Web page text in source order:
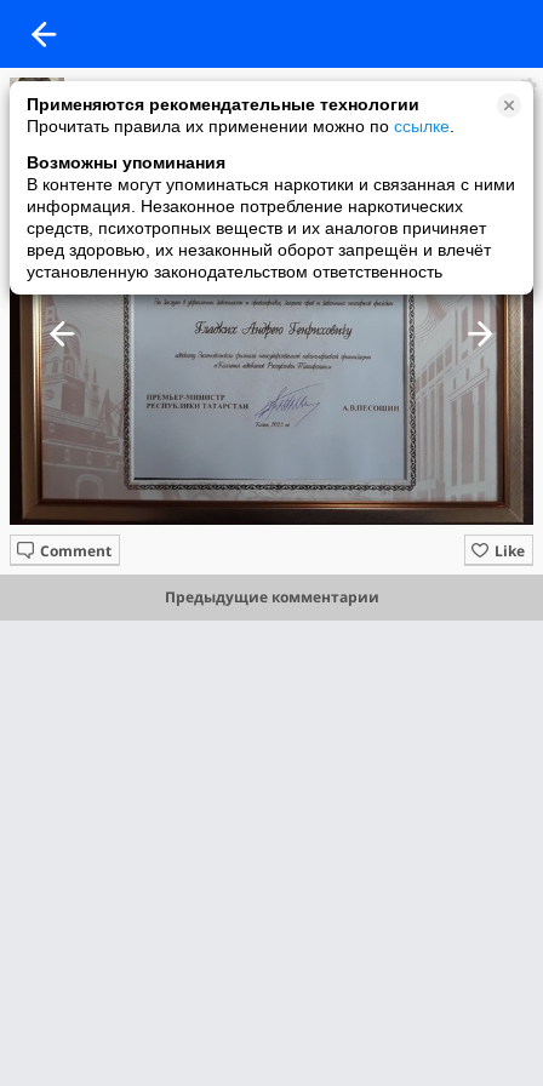
Применяются рекомендательные технологии
Прочитать правила их применении можно по ссылке
Возможны упоминания
В контенте могут упоминаться наркотики и связанная с ними
информация. Незаконное потребление наркотических
средств, психотропных веществ и их аналогов причиняет
вред здоровью, их незаконный оборот запрещён и влечёт
установленную законодательством ответственность
андромеда357
added a photo
27 Mar в 15:05
Like
Comment
Предыдущие комментарии